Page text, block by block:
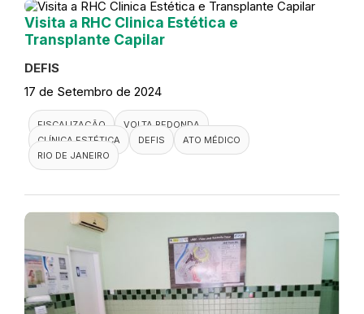
Visita a RHC Clinica Estética e
Transplante Capilar
DEFIS
17 de Setembro de 2024
FISCALIZAÇÃO
VOLTA REDONDA
CLÍNICA ESTÉTICA
DEFIS
ATO MÉDICO
RIO DE JANEIRO